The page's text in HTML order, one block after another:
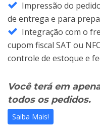
Impressão do
de entrega e para
Integração com o
cupom fiscal SAT ou
controle de estoque e
Você terá em
todos os pedidos.
Saiba Mais!